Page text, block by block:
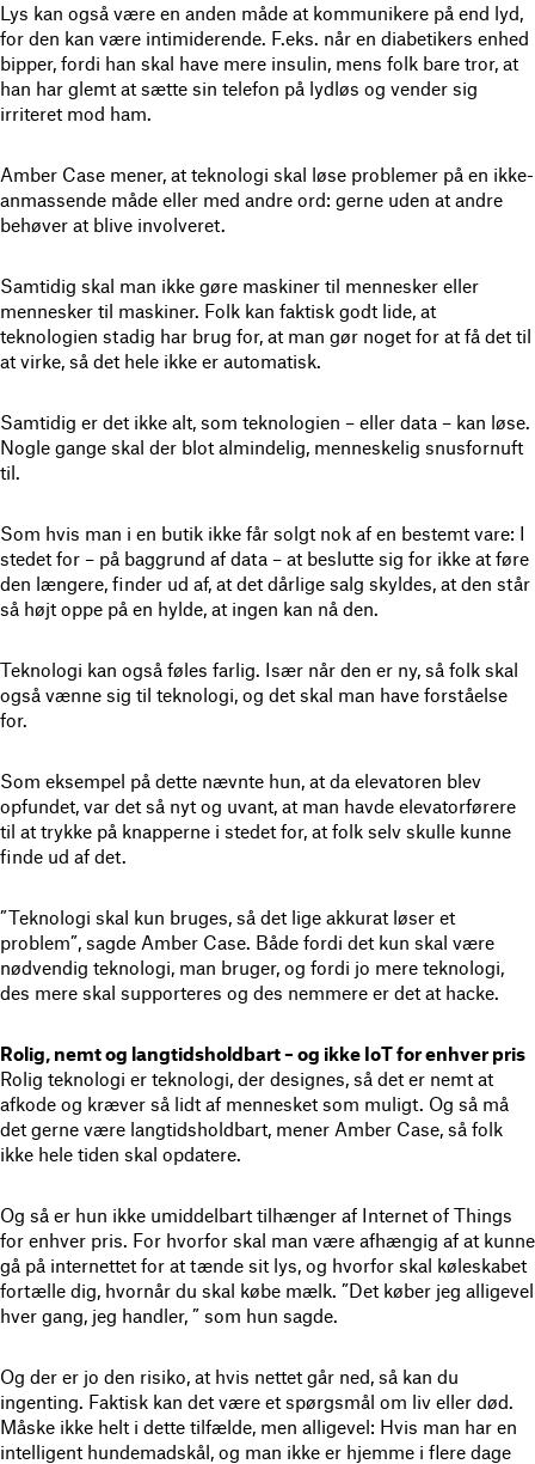
Lys kan også være en anden måde at kommunikere på end lyd,
for den kan være intimiderende. F.eks. når en diabetikers enhed
bipper, fordi han skal have mere insulin, mens folk bare tror, at
han har glemt at sætte sin telefon på lydløs og vender sig
irriteret mod ham.
Amber Case mener, at teknologi skal løse problemer på en ikke-
anmassende måde eller med andre ord: gerne uden at andre
behøver at blive involveret.
Samtidig skal man ikke gøre maskiner til mennesker eller
mennesker til maskiner. Folk kan faktisk godt lide, at
teknologien stadig har brug for, at man gør noget for at få det til
at virke, så det hele ikke er automatisk.
Samtidig er det ikke alt, som teknologien – eller data – kan løse.
Nogle gange skal der blot almindelig, menneskelig snusfornuft
til.
Som hvis man i en butik ikke får solgt nok af en bestemt vare: I
stedet for – på baggrund af data – at beslutte sig for ikke at føre
den længere, finder ud af, at det dårlige salg skyldes, at den står
så højt oppe på en hylde, at ingen kan nå den.
Teknologi kan også føles farlig. Især når den er ny, så folk skal
også vænne sig til teknologi, og det skal man have forståelse
for.
Som eksempel på dette nævnte hun, at da elevatoren blev
opfundet, var det så nyt og uvant, at man havde elevatorførere
til at trykke på knapperne i stedet for, at folk selv skulle kunne
finde ud af det.
”Teknologi skal kun bruges, så det lige akkurat løser et
problem”, sagde Amber Case. Både fordi det kun skal være
nødvendig teknologi, man bruger, og fordi jo mere teknologi,
des mere skal supporteres og des nemmere er det at hacke.
Rolig, nemt og langtidsholdbart – og ikke IoT for enhver pris
Rolig teknologi er teknologi, der designes, så det er nemt at
afkode og kræver så lidt af mennesket som muligt. Og så må
det gerne være langtidsholdbart, mener Amber Case, så folk
ikke hele tiden skal opdatere.
Og så er hun ikke umiddelbart tilhænger af Internet of Things
for enhver pris. For hvorfor skal man være afhængig af at kunne
gå på internettet for at tænde sit lys, og hvorfor skal køleskabet
fortælle dig, hvornår du skal købe mælk. ”Det køber jeg alligevel
hver gang, jeg handler, ” som hun sagde.
Og der er jo den risiko, at hvis nettet går ned, så kan du
ingenting. Faktisk kan det være et spørgsmål om liv eller død.
Måske ikke helt i dette tilfælde, men alligevel: Hvis man har en
intelligent hundemadskål, og man ikke er hjemme i flere dage